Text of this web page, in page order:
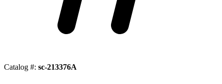
Catalog #: sc-213376A